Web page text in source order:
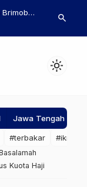
Kelapa
Faktanya!
search
light_mode
Jawa Tengah
#terbakar #ikn
Kuota Haji